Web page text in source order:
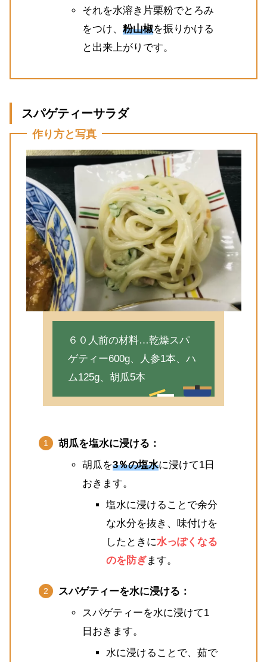
それを水溶き片栗粉でとろみ
をつけ、 粉山椒を振りかける
と出来上がりです。
スパゲティーサラダ
作り方と写真
６０人前の材料…乾燥スパ
ゲティー600g、人参1本、ハ
ム125g、胡瓜5本
胡瓜を塩水に浸ける：
胡瓜を3％の塩水に浸けて1日
おきます。
塩水に浸けることで余分
な水分を抜き、味付けを
したときに水っぽくなる
のを防ぎます。
スパゲティーを水に浸ける：
スパゲティーを水に浸けて1
日おきます。
水に浸けることで、茹で